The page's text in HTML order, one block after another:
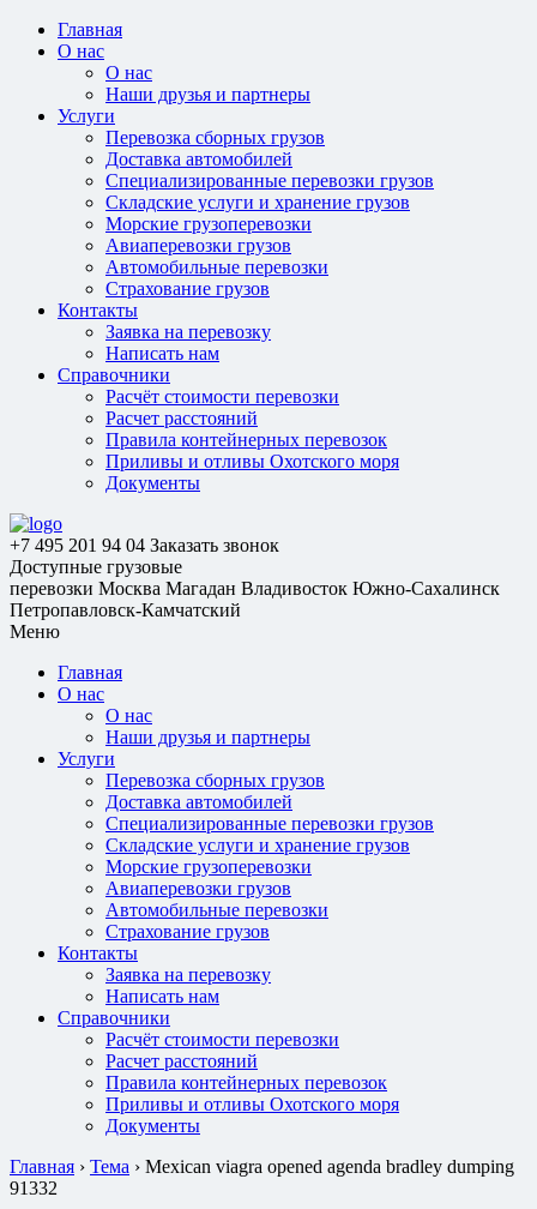
Главная
О нас
О нас
Наши друзья и партнеры
Услуги
Перевозка сборных грузов
Доставка автомобилей
Специализированные перевозки грузов
Складские услуги и хранение грузов
Морские грузоперевозки
Авиаперевозки грузов
Автомобильные перевозки
Страхование грузов
Контакты
Заявка на перевозку
Написать нам
Справочники
Расчёт стоимости перевозки
Расчет расстояний
Правила контейнерных перевозок
Приливы и отливы Охотского моря
Документы
+7 495 201 94 04 Заказать звонок
Доступные грузовые
перевозки Москва Магадан Владивосток Южно-Сахалинск
Петропавловск-Камчатский
Меню
Главная
О нас
О нас
Наши друзья и партнеры
Услуги
Перевозка сборных грузов
Доставка автомобилей
Специализированные перевозки грузов
Складские услуги и хранение грузов
Морские грузоперевозки
Авиаперевозки грузов
Автомобильные перевозки
Страхование грузов
Контакты
Заявка на перевозку
Написать нам
Справочники
Расчёт стоимости перевозки
Расчет расстояний
Правила контейнерных перевозок
Приливы и отливы Охотского моря
Документы
Главная › Тема › Mexican viagra opened agenda bradley dumping
91332